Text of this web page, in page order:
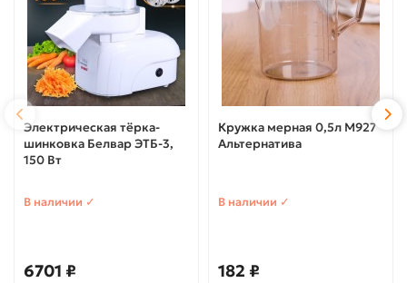
Электрическая тёрка-
шинковка Белвар ЭТБ-3,
150 Вт
В наличии ✓
6701 ₽
Кружка мерная 0,5л М927
Альтернатива
В наличии ✓
182 ₽